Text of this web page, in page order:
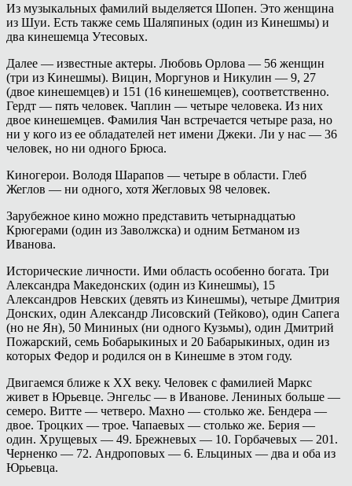
Из музыкальных фамилий выделяется Шопен. Это женщина
из Шуи. Есть также семь Шаляпиных (один из Кинешмы) и
два кинешемца Утесовых.
Далее — известные актеры. Любовь Орлова — 56 женщин
(три из Кинешмы). Вицин, Моргунов и Никулин — 9, 27
(двое кинешемцев) и 151 (16 кинешемцев), соответственно.
Гердт — пять человек. Чаплин — четыре человека. Из них
двое кинешемцев. Фамилия Чан встречается четыре раза, но
ни у кого из ее обладателей нет имени Джеки. Ли у нас — 36
человек, но ни одного Брюса.
Киногерои. Володя Шарапов — четыре в области. Глеб
Жеглов — ни одного, хотя Жегловых 98 человек.
Зарубежное кино можно представить четырнадцатью
Крюгерами (один из Заволжска) и одним Бетманом из
Иванова.
Исторические личности. Ими область особенно богата. Три
Александра Македонских (один из Кинешмы), 15
Александров Невских (девять из Кинешмы), четыре Дмитрия
Донских, один Александр Лисовский (Тейково), один Сапега
(но не Ян), 50 Мининых (ни одного Кузьмы), один Дмитрий
Пожарский, семь Бобарыкиных и 20 Бабарыкиных, один из
которых Федор и родился он в Кинешме в этом году.
Двигаемся ближе к ХХ веку. Человек с фамилией Маркс
живет в Юрьевце. Энгельс — в Иванове. Лениных больше —
семеро. Витте — четверо. Махно — столько же. Бендера —
двое. Троцких — трое. Чапаевых — столько же. Берия —
один. Хрущевых — 49. Брежневых — 10. Горбачевых — 201.
Черненко — 72. Андроповых — 6. Ельциных — два и оба из
Юрьевца.